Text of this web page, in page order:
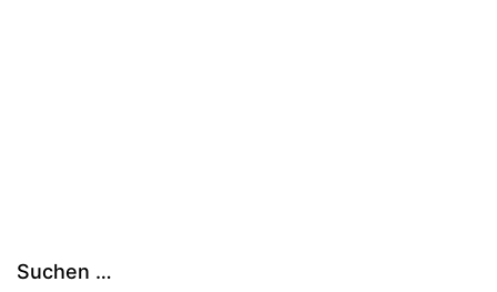
Suchen …